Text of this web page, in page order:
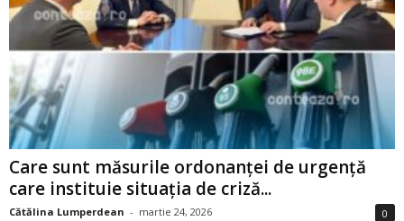
Care sunt măsurile ordonanței de urgență
care instituie situația de criză...
Cătălina Lumperdean - martie 24, 2026 0